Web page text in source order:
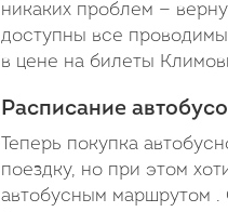
никаких проблем —
доступны все
в цене на билеты
Расписание
Теперь покупка
поездку, но при этом
автобусным маршрутом .